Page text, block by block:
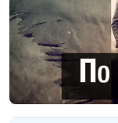
Спасатель
(первая часть)